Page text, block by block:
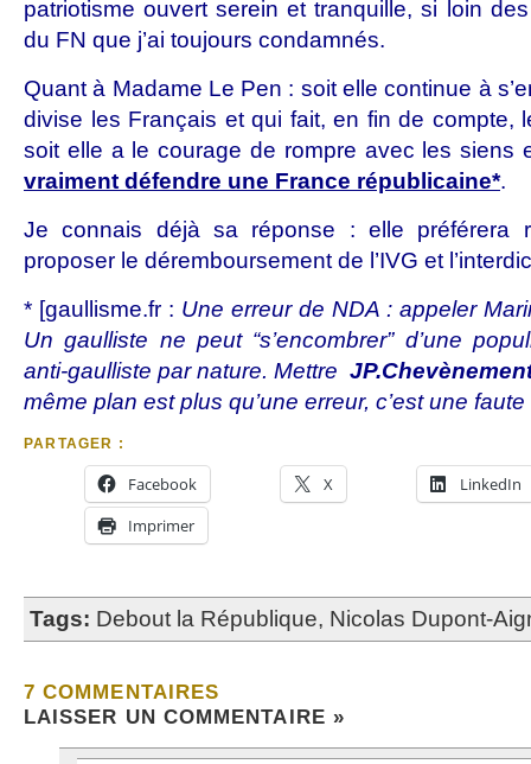
patriotisme ouvert serein et tranquille, si loin
du FN que j’ai toujours condamnés.
Quant à Madame Le Pen : soit elle continue à
divise les Français et qui fait, en fin de compte,
soit elle a le courage de rompre avec les siens
vraiment défendre une France républicaine*.
Je connais déjà sa réponse : elle préférera
proposer le déremboursement de l’IVG et
* [gaullisme.fr : Une erreur de NDA : appeler
Un gaulliste ne peut “s’encombrer” d’une
anti-gaulliste par nature. Mettre
même plan est plus qu’une erreur, c’est une
PARTAGER :
Facebook X
LinkedIn
Imprimer
Tags: Debout la République, Nicolas Dupont-
7 COMMENTAIRES
LAISSER UN COMMENTAIRE »